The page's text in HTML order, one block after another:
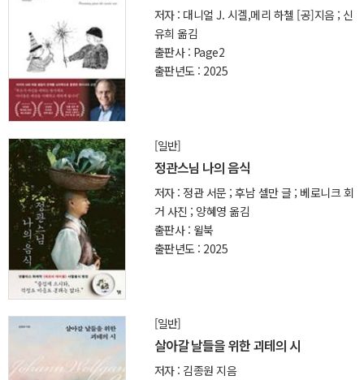
저자 : 대니얼 J. 시겔,메리 하첼 [공]지음 ; 신
유희 옮김
출판사 : Page2
출판년도 : 2025
[일반]
정관스님 나의 음식
저자 : 정관 서문 ; 후남 셀만 글 ; 베로니크 회
거 사진 ; 양혜영 옮김
출판사 : 윌북
출판년도 : 2025
[일반]
살아갈 날들을 위한 괴테의 시
저자 : 김종원 지음